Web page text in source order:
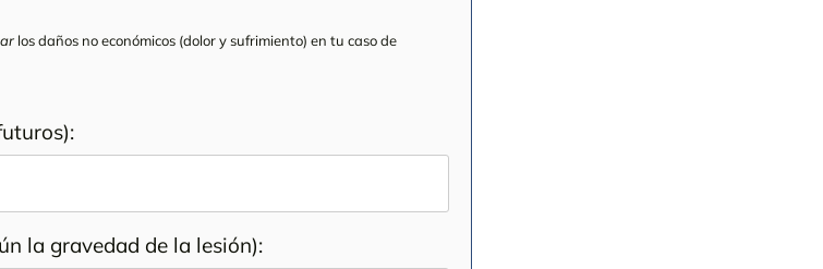
los daños no económicos (dolor y sufrimiento) en tu caso de
la gravedad de la lesión):